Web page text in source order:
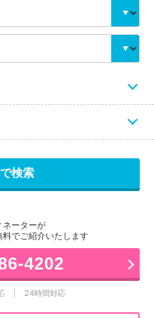
ネーターが
でご紹介いたします
4202
24時間対応